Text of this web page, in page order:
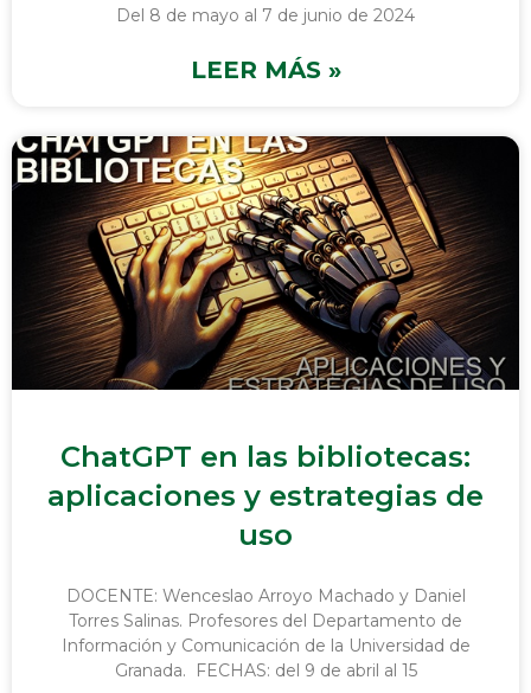
Del 8 de mayo al 7 de junio de 2024
LEER MÁS »
ChatGPT en las bibliotecas:
aplicaciones y estrategias de
uso
DOCENTE: Wenceslao Arroyo Machado y Daniel
Torres Salinas. Profesores del Departamento de
Información y Comunicación de la Universidad de
Granada. FECHAS: del 9 de abril al 15